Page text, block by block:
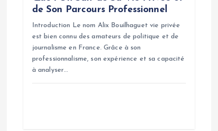
de Son Parcours Professionnel
Introduction Le nom Alix Bouilhaguet vie privée
est bien connu des amateurs de politique et de
journalisme en France. Grâce à son
professionnalisme, son expérience et sa capacité
à analyser…